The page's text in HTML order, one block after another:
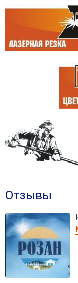
Отзывы